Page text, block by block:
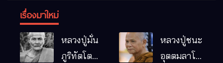
เรื่องมาใหม่
หลวงปู่มั่น
ภูริทัตโต
หลวงปู่ชนะ
อุตตมลาโภ